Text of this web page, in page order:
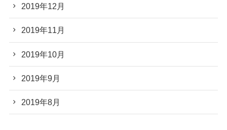
2019年12月
2019年11月
2019年10月
2019年9月
2019年8月